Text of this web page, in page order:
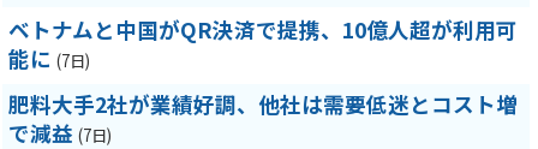
ベトナムと中国がQR決済で提携、10億人超が利用可
能に (7日)
肥料大手2社が業績好調、他社は需要低迷とコスト増
で減益 (7日)